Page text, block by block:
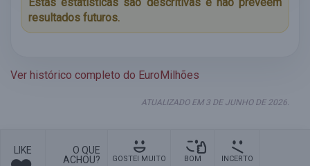
resultados futuros.
Ver histórico completo do EuroMilhões
ATUALIZADO EM 3 DE JUNHO DE 2026.
LIKE
O QUE
ACHOU?
GOSTEI MUITO
BOM
INCERTO